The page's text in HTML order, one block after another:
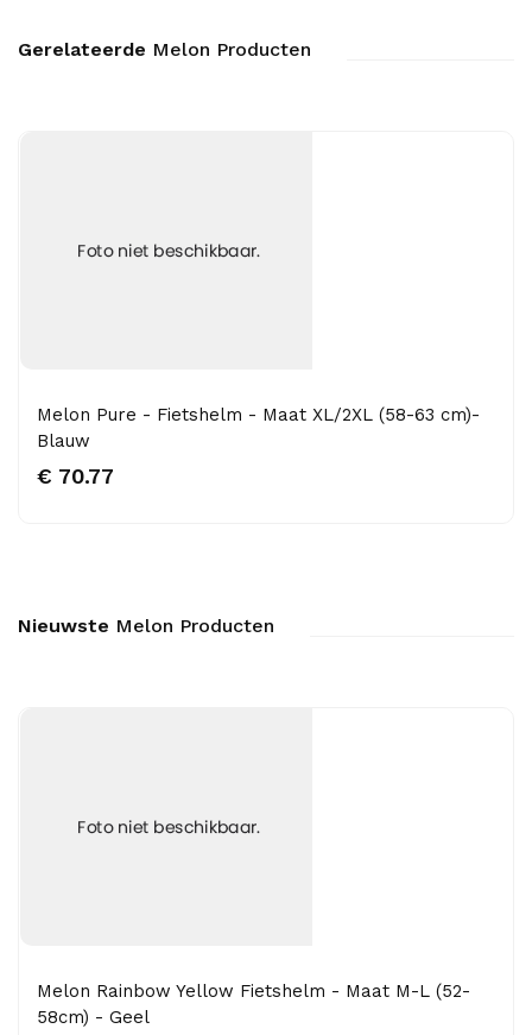
Gerelateerde Melon Producten
Melon Pure - Fietshelm - Maat XL/2XL (58-63 cm)-
Blauw
€ 70.77
Nieuwste Melon Producten
Melon Rainbow Yellow Fietshelm - Maat M-L (52-
58cm) - Geel